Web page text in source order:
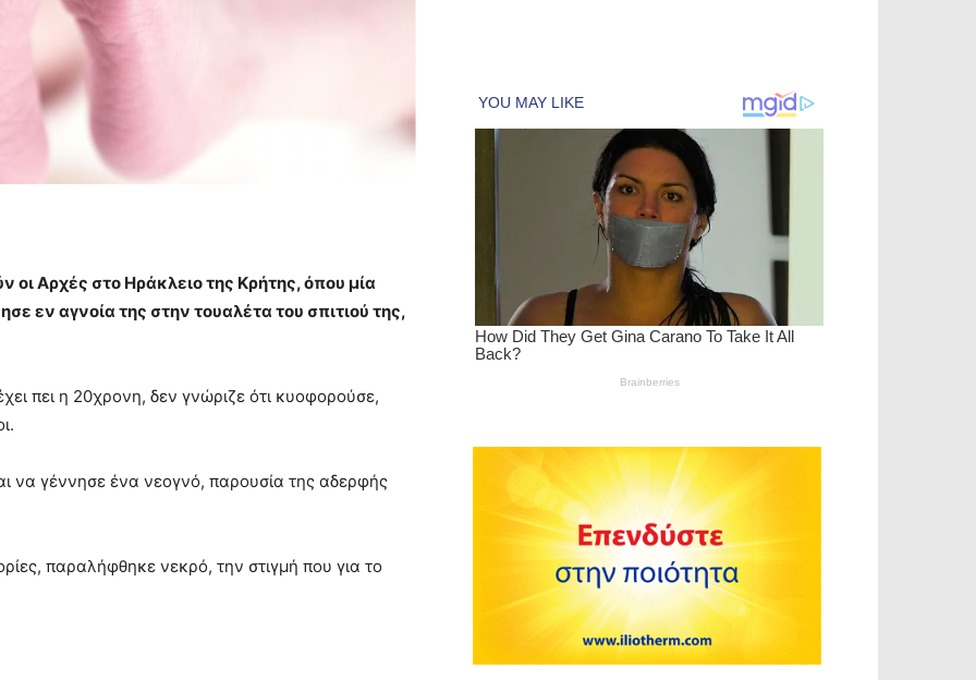
οι Αρχές στο Ηράκλειο της Κρήτης, όπου μία
εν αγνοία της στην τουαλέτα του σπιτιού της,
πει η 20χρονη, δεν γνώριζε ότι κυοφορούσε,
να γέννησε ένα νεογνό, παρουσία της αδερφής
παραλήφθηκε νεκρό, την στιγμή που για το